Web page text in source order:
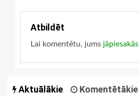
Atbildēt
Lai komentētu, jums jāpiesakās
Aktuālākie Komentētākie